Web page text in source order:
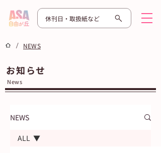
休刊日・取扱紙など
/ NEWS
お知らせ
News
NEWS
ALL